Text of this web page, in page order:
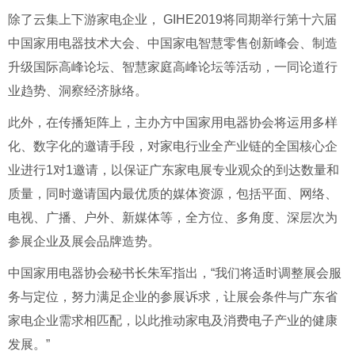
除了云集上下游家电企业， GIHE2019将同期举行第十六届
中国家用电器技术大会、中国家电智慧零售创新峰会、制造
升级国际高峰论坛、智慧家庭高峰论坛等活动，一同论道行
业趋势、洞察经济脉络。
此外，在传播矩阵上，主办方中国家用电器协会将运用多样
化、数字化的邀请手段，对家电行业全产业链的全国核心企
业进行1对1邀请，以保证广东家电展专业观众的到达数量和
质量，同时邀请国内最优质的媒体资源，包括平面、网络、
电视、广播、户外、新媒体等，全方位、多角度、深层次为
参展企业及展会品牌造势。
中国家用电器协会秘书长朱军指出，“我们将适时调整展会服
务与定位，努力满足企业的参展诉求，让展会条件与广东省
家电企业需求相匹配，以此推动家电及消费电子产业的健康
发展。”